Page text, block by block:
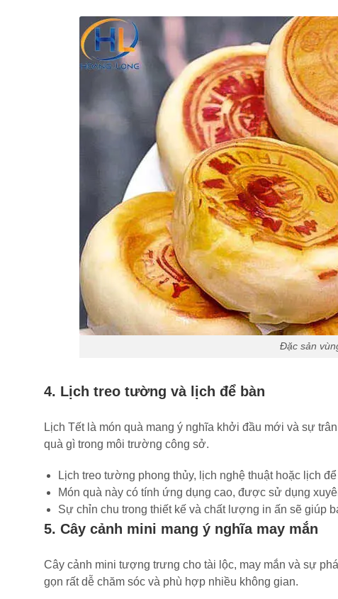
Đặc sản
4. Lịch treo tường và lịch để bàn
Lịch Tết là món quà mang ý nghĩa khởi đầu mới và sự
quà gì trong môi trường công sở.
Lịch treo tường phong thủy, lịch nghệ thuật hoặc lịch
Món quà này có tính ứng dụng cao, được sử dụng
Sự chỉn chu trong thiết kế và chất lượng in ấn sẽ giúp
5. Cây cảnh mini mang ý nghĩa may mắn
Cây cảnh mini tượng trưng cho tài lộc, may mắn và sự
gọn rất dễ chăm sóc và phù hợp nhiều không gian.